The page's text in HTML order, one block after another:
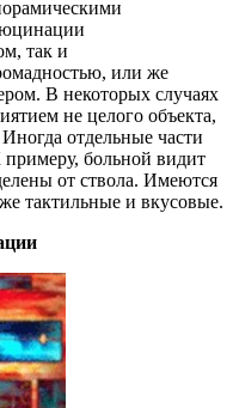
так и
или же
В некоторых случаях
не целого объекта,
отдельные части
больной видит
от ствола. Имеются
тактильные и вкусовые.